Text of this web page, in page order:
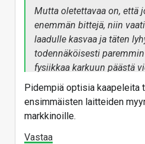
Mutta oletettavaa on, että
enemmän bittejä, niin
laadulle kasvaa ja täten
todennäköisesti
fysiikkaa karkuun päästä
Pidempiä optisia kaapeleita
ensimmäisten laitteiden
markkinoille.
Vastaa